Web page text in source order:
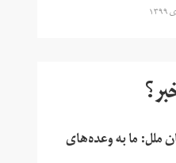
ملل: ما به وعده‌های